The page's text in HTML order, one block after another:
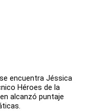
encuentra Jéssica
Héroes de la
alcanzó puntaje